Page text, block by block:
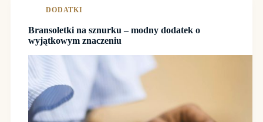
DODATKI
Bransoletki na sznurku – modny dodatek o
wyjątkowym znaczeniu